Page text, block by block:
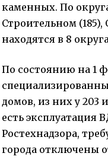
каменных. По
Строительном
находятся в 8
По состоянию на 1
домов, из них у 203
есть эксплуатация
Ростехнадзора,
города отключены